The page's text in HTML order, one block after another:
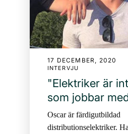
17 DECEMBER, 2020
INTERVJU
"Elektriker är
som jobbar
Oscar är färdigutbildad
distributionselektriker.